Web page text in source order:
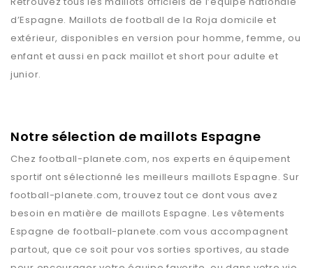
d’Espagne. Maillots de football de la Roja domicile et
extérieur, disponibles en version pour homme, femme, ou
enfant et aussi en pack maillot et short pour adulte et
junior.
Notre sélection de maillots Espagne
Chez football-planete.com, nos experts en équipement
sportif ont sélectionné les meilleurs maillots Espagne. Sur
football-planete.com, trouvez tout ce dont vous avez
besoin en matière de maillots Espagne. Les vêtements
Espagne de football-planete.com vous accompagnent
partout, que ce soit pour vos sorties sportives, au stade